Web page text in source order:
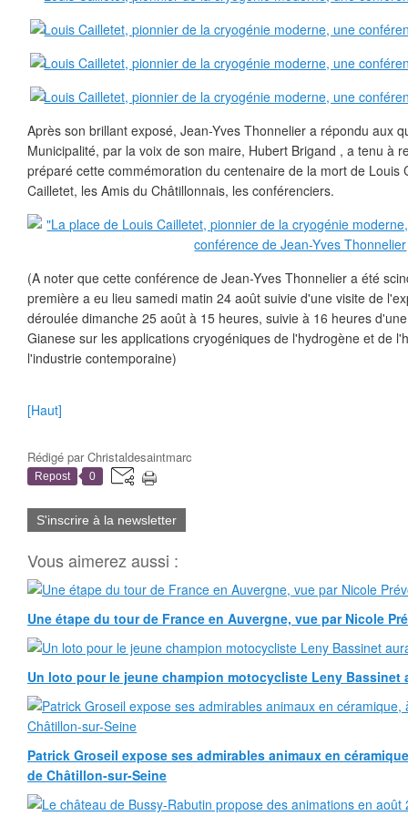
Après son brillant exposé, Jean-Yves Thonnelier a répondu aux
Municipalité, par la voix de son maire, Hubert Brigand , a tenu à
préparé cette commémoration du centenaire de la mort de Louis
Cailletet, les Amis du Châtillonnais, les conférenciers.
(A noter que cette conférence de Jean-Yves Thonnelier a été
première a eu lieu samedi matin 24 août suivie d'une visite de
déroulée dimanche 25 août à 15 heures, suivie à 16 heures
Gianese sur les applications cryogéniques de l'hydrogène et de
l'industrie contemporaine)
[Haut]
Rédigé parChristaldesaintmarc
Repost 0
S'inscrire à la newsletter
Vous aimerez aussi :
Une étape du tour de France en Auvergne, vue par Nicole
Un loto pour le jeune champion motocycliste Leny Bassinet
Patrick Groseil expose ses admirables animaux en
de Châtillon-sur-Seine